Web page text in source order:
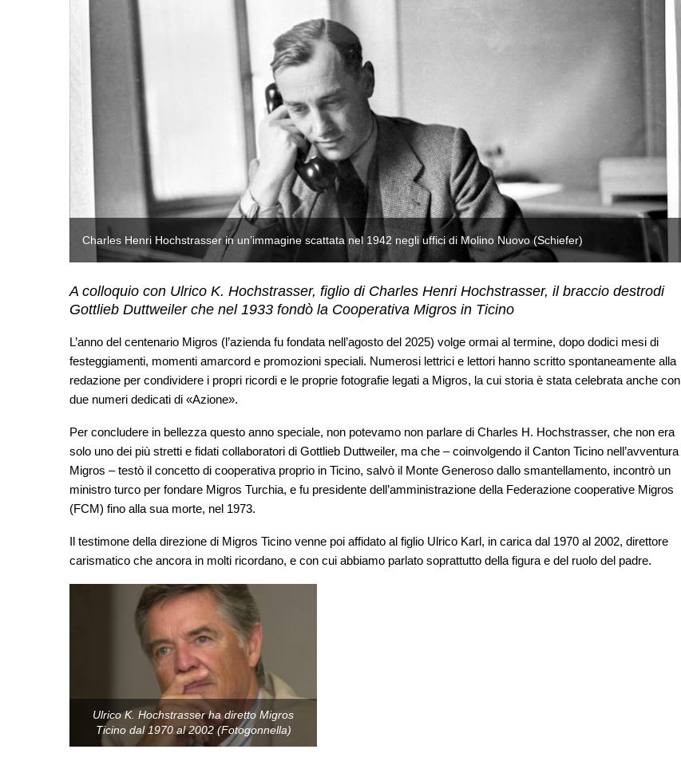
Charles Henri Hochstrasser in un’immagine scattata nel 1942 negli uffici di Molino Nuovo (Schiefer)
A colloquio con Ulrico K. Hochstrasser, figlio di Charles Henri Hochstrasser, il braccio destrodi
Gottlieb Duttweiler che nel 1933 fondò la Cooperativa Migros in Ticino
L’anno del centenario Migros (l’azienda fu fondata nell’agosto del 2025) volge ormai al termine, dopo dodici mesi di
festeggiamenti, momenti amarcord e promozioni speciali. Numerosi lettrici e lettori hanno scritto spontaneamente alla
redazione per condividere i propri ricordi e le proprie fotografie legati a Migros, la cui storia è stata celebrata anche con
due numeri dedicati di «Azione».
Per concludere in bellezza questo anno speciale, non potevamo non parlare di Charles H. Hochstrasser, che non era
solo uno dei più stretti e fidati collaboratori di Gottlieb Duttweiler, ma che – coinvolgendo il Canton Ticino nell’avventura
Migros – testò il concetto di cooperativa proprio in Ticino, salvò il Monte Generoso dallo smantellamento, incontrò un
ministro turco per fondare Migros Turchia, e fu presidente dell’amministrazione della Federazione cooperative Migros
(FCM) fino alla sua morte, nel 1973.
Il testimone della direzione di Migros Ticino venne poi affidato al figlio Ulrico Karl, in carica dal 1970 al 2002, direttore
carismatico che ancora in molti ricordano, e con cui abbiamo parlato soprattutto della figura e del ruolo del padre.
Ulrico K. Hochstrasser ha diretto Migros
Ticino dal 1970 al 2002 (Fotogonnella)